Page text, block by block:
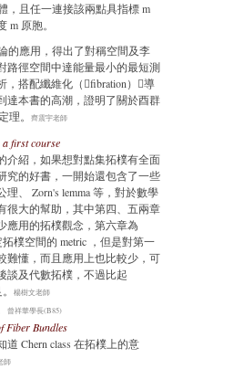
，且任一連接該兩點具指標 m
m 原胞。
的應用，得出了對稱空間及李
路徑空間中達能量最小的最短測
，搭配纖維化（fibration）導
達本書的高潮，證明了關於酉群
理。
齊震宇老師
a first course
介紹，如果想對點集拓樸有全面
究的好書，一開始還包含了一些
、 Zorn's lemma 等，對於數學
很大的幫助，其中第四、五兩章
應用的拓樸觀念，第六章為
樸空間的 metric ，但是對第一
難懂，而且應用上也比較少，可
談及代數拓樸，不過比起
楊樹文老師
曾祥華學長(B85)
Fiber Bundles
Chern class 在拓樸上的意
師